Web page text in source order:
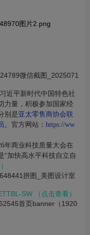
近平新时代中国特色社
力量，积极参加国家经
别是亚太零售商协会联
官方网站： https://ww
年商业科技质量大会在
“加快高水平科技自立自
SW （点击查看）